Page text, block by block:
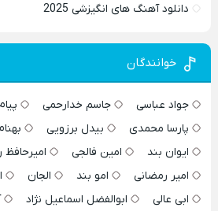
دانلود آهنگ های انگیزشی 2025
خوانندگان
جواد عباسی جاسم خدارحمی
پارسا محمدی
بیدل برزویی
ایوان بند
امین فالجی امیرحافظ
امیر رمضانی
امو بند الجان
ابی عالی
ابوالفضل اسماعیل نژاد